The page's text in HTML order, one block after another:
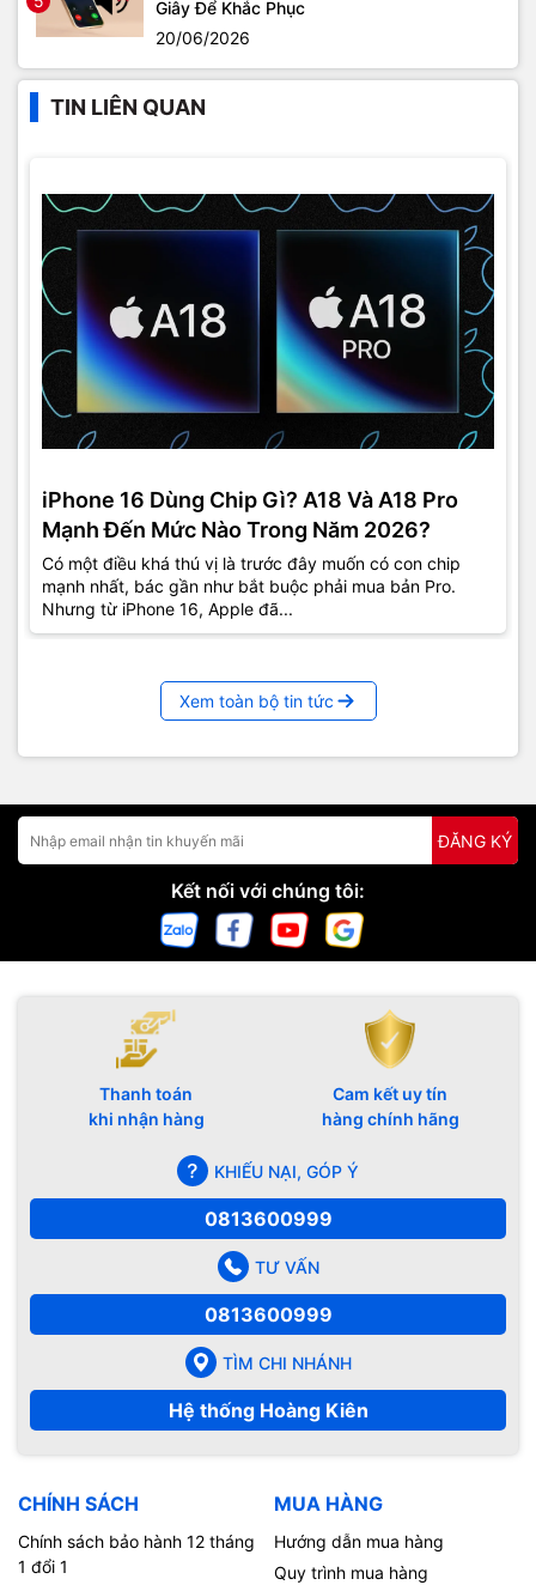
Giây Để Khắc Phục
20/06/2026
TIN LIÊN QUAN
iPhone 16 Dùng Chip Gì? A18 Và A18 Pro
Mạnh Đến Mức Nào Trong Năm 2026?
Có một điều khá thú vị là trước đây muốn có con chip
mạnh nhất, bác gần như bắt buộc phải mua bản Pro.
Nhưng từ iPhone 16, Apple đã...
Xem toàn bộ tin tức
ĐĂNG KÝ
Kết nối với chúng tôi:
Thanh toán
khi nhận hàng
Cam kết uy tín
hàng chính hãng
KHIẾU NẠI, GÓP Ý
0813600999
TƯ VẤN
0813600999
TÌM CHI NHÁNH
Hệ thống Hoàng Kiên
CHÍNH SÁCH
Chính sách bảo hành 12 tháng
1 đổi 1
MUA HÀNG
Hướng dẫn mua hàng
Quy trình mua hàng